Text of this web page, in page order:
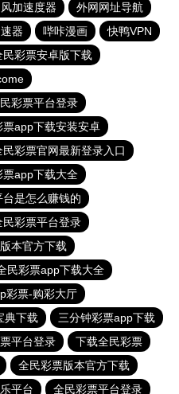
加速度器
外网网址导航
器 哔咔漫画
快鸭VPN
民彩票安卓版下载
彩票平台登录
票app下载安装安卓
民彩票官网最新登录入口
票app下载大全
台是怎么赚钱的
民彩票平台登录
本官方下载
民彩票app下载大全
彩票-购彩大厅
典下载
三分钟彩票app下载
平台登录
下载全民彩票
全民彩票版本官方下载
平台 全民彩票平台登录